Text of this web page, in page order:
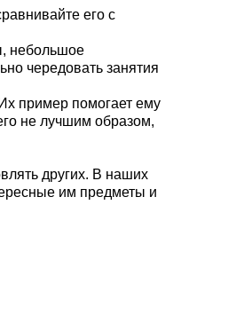
его с
небольшое
чередовать занятия
пример помогает ему
не лучшим образом,
других. В наших
им предметы и